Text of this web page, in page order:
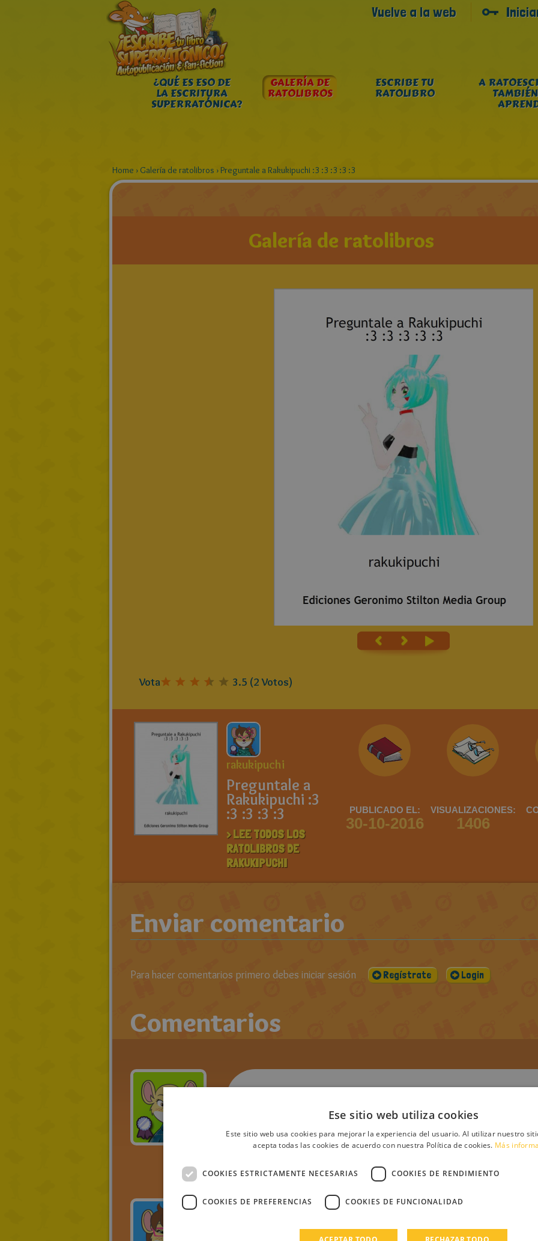
Vuelve a la web
¿QUÉ ES ESO DE
LA ESCRITURA
SUPERRATÓNICA?
GALERÍA DE
RATOLIBROS
ESCRIBE TU
RATOLIBRO
A
Home › Galería de ratolibros ›Preguntale a Rakukipuchi :3 :3 :3 :3 :3
Galería de ratolibros
Vota 3.5 (2Votos)
rakukipuchi
Preguntale a
Rakukipuchi :3
:3 :3 :3 :3
> LEE TODOS LOS
RATOLIBROS DE
RAKUKIPUCHI
PUBLICADO EL:
30-10-2016
VISUALIZACIONES:
1406
Enviar comentario
Para hacer comentarios primero debes iniciar sesión Regístrate Login
Comentarios
#RakunResopnde. Con que personaje de Anime tendrias
rakukipuchi
Ese sitio web utiliza cookies
Este sitio web usa cookies para mejorar la experiencia del usuario. Al utilizar nuestro
acepta todas las cookies de acuerdo con nuestra Política de cookies. Más
COOKIES ESTRICTAMENTE NECESARIAS COOKIES DE RENDIMIENTO
COOKIES DE PREFERENCIAS COOKIES DE FUNCIONALIDAD